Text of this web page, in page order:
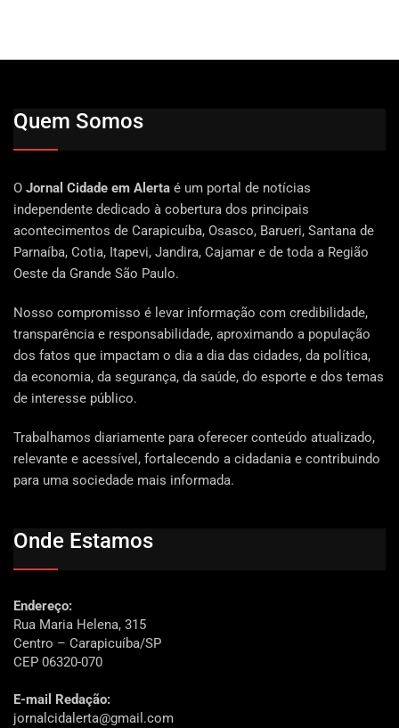
Quem Somos
O Jornal Cidade em Alerta é um portal de notícias
independente dedicado à cobertura dos principais
acontecimentos de Carapicuíba, Osasco, Barueri, Santana de
Parnaíba, Cotia, Itapevi, Jandira, Cajamar e de toda a Região
Oeste da Grande São Paulo.
Nosso compromisso é levar informação com credibilidade,
transparência e responsabilidade, aproximando a população
dos fatos que impactam o dia a dia das cidades, da política,
da economia, da segurança, da saúde, do esporte e dos temas
de interesse público.
Trabalhamos diariamente para oferecer conteúdo atualizado,
relevante e acessível, fortalecendo a cidadania e contribuindo
para uma sociedade mais informada.
Onde Estamos
Endereço:
Rua Maria Helena, 315
Centro – Carapicuíba/SP
CEP 06320-070
E-mail Redação:
jornalcidalerta@gmail.com